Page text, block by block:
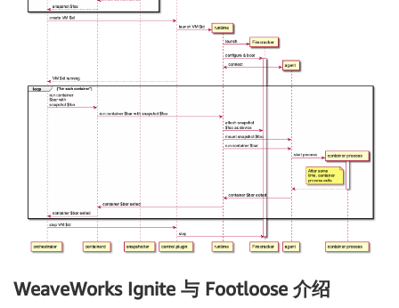
WeaveWorks Ignite 与 Footloose 介绍